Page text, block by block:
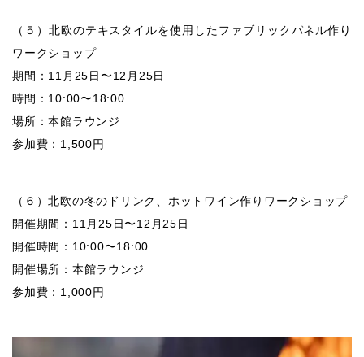
（５）北欧のテキスタイルを使用したファブリックパネル作り
ワークショップ
期間：11月25日〜12月25日
時間：10:00〜18:00
場所：本館ラウンジ
参加費：1,500円
（６）北欧の冬のドリンク、ホットワイン作りワークショップ
開催期間：11月25日〜12月25日
開催時間：10:00〜18:00
開催場所：本館ラウンジ
参加費：1,000円